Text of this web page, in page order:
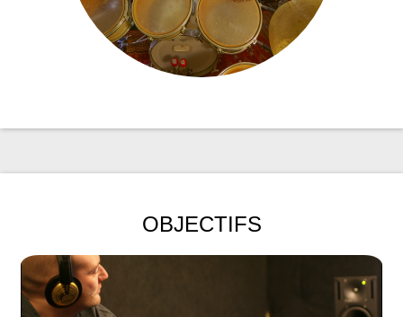
OBJECTIFS